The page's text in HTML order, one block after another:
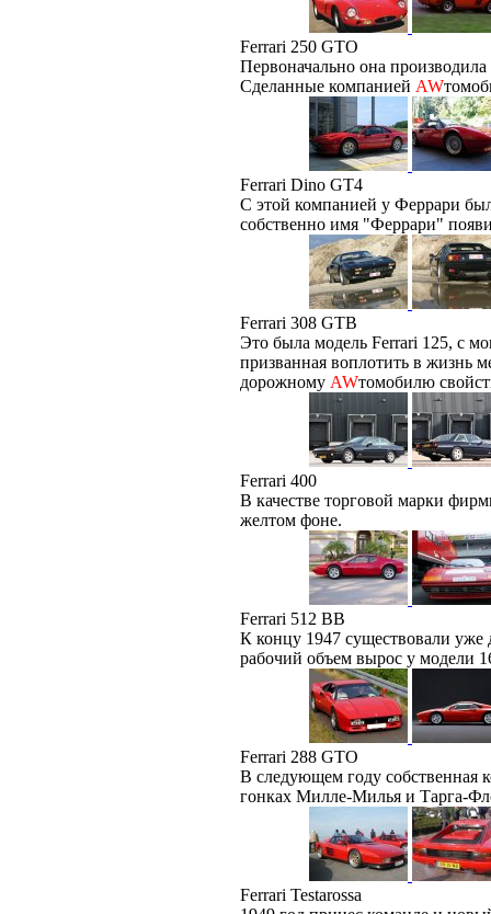
Ferrari 250 GTO
Первоначально она
Сделанные компанией AW
Ferrari Dino GT4
С этой компанией у Феррари
собственно имя "Феррари"
Ferrari 308 GTB
Это была модель Ferrari 125, с
призванная воплотить в жизнь
дорожному AWтомобилю
Ferrari 400
В качестве торговой марки
желтом фоне.
Ferrari 512 BB
К концу 1947 существовали
рабочий объем вырос у модели
Ferrari 288 GTO
В следующем году собственная
гонках Милле-Милья и Тарга-
Ferrari Testarossa